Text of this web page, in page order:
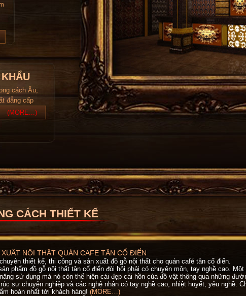
cách Âu,
đẳng cấp
(MORE...)
CÁCH THIẾT KẾ
NỘI THẤT QUÁN CAFE TÂN CỔ ĐIỂN
chuyên thiết kế, thi công và sản xuất đồ gỗ nội thất cho quán café tân cổ điển.
phẩm đồ gỗ nội thất tân cổ điển đòi hỏi phải có chuyên môn, tay nghề cao.
sử dụng mà nó còn thể hiện cái đẹp cái hồn của đồ vật thông qua những
sư chuyên nghiệp và các nghệ nhân có tay nghề cao, nhiệt huyết, yêu nghề.
hoàn nhất tới khách hàng! (MORE…)